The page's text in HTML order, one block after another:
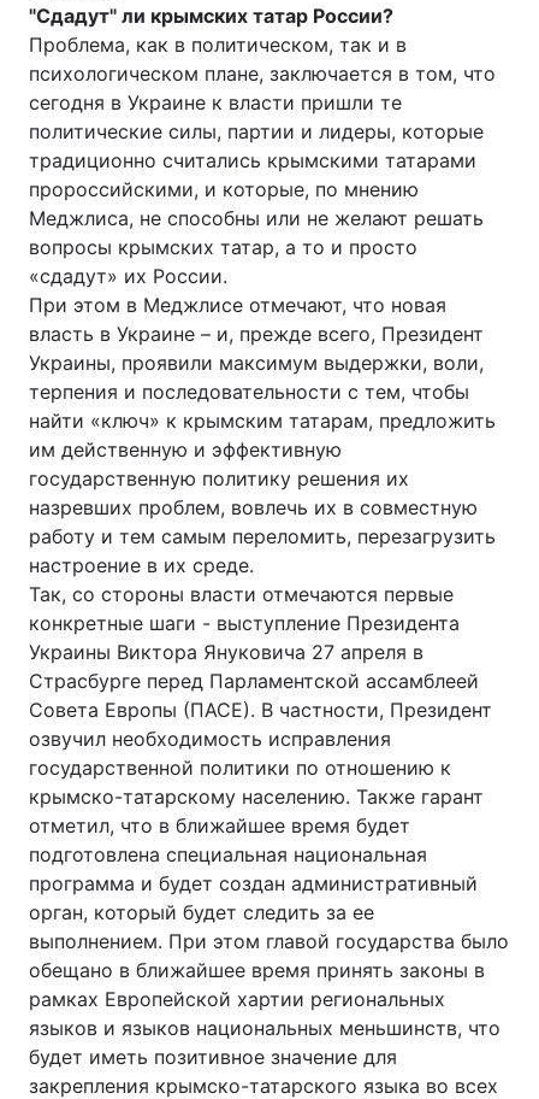
Техно і зв'язок Лайт
Здоров'я Туризм
Цікавинки Погода
Екологія Регіони
Лонгріди
Відео з Youtube Статті
Інтерв'ю Думки
Архів Вакансії
Контакти
Послуги
Тема оформлення
"Сдадут" ли крымских татар России?
Проблема, как в политическом, так и в
психологическом плане, заключается в том, что
сегодня в Украине к власти пришли те
политические силы, партии и лидеры, которые
традиционно считались крымскими татарами
пророссийскими, и которые, по мнению
Меджлиса, не способны или не желают решать
вопросы крымских татар, а то и просто
«сдадут» их России.
При этом в Меджлисе отмечают, что новая
власть в Украине – и, прежде всего, Президент
Украины, проявили максимум выдержки, воли,
терпения и последовательности с тем, чтобы
найти «ключ» к крымским татарам, предложить
им действенную и эффективную
государственную политику решения их
назревших проблем, вовлечь их в совместную
работу и тем самым переломить, перезагрузить
настроение в их среде.
Так, со стороны власти отмечаются первые
конкретные шаги - выступление Президента
Украины Виктора Януковича 27 апреля в
Страсбурге перед Парламентской ассамблеей
Совета Европы (ПАСЕ). В частности, Президент
озвучил необходимость исправления
государственной политики по отношению к
крымско-татарскому населению. Также гарант
отметил, что в ближайшее время будет
подготовлена специальная национальная
программа и будет создан административный
орган, который будет следить за ее
выполнением. При этом главой государства было
обещано в ближайшее время принять законы в
рамках Европейской хартии региональных
языков и языков национальных меньшинств, что
будет иметь позитивное значение для
закрепления крымско-татарского языка во всех